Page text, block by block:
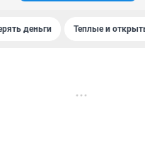
деньги Теплые и